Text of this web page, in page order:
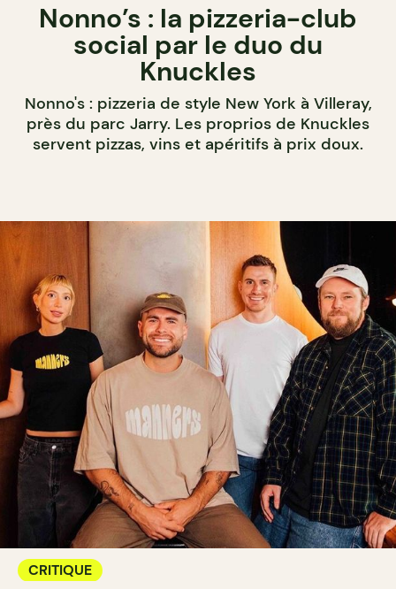
Nonno’s : la pizzeria-club
social par le duo du
Knuckles
Nonno's : pizzeria de style New York à Villeray,
près du parc Jarry. Les proprios de Knuckles
servent pizzas, vins et apéritifs à prix doux.
CRITIQUE